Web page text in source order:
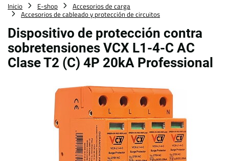
Inicio E-shop
Accesorios de carga
Accesorios de cableado y protección de circuitos
Dispositivo de protección contra
sobretensiones VCX L1-4-C AC
Clase T2 (C) 4P 20kA Professional